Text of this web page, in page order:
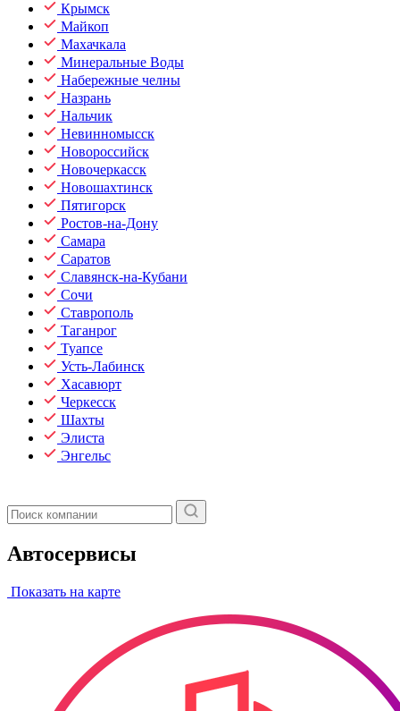
Крымск
Майкоп
Махачкала
Минеральные Воды
Набережные челны
Назрань
Нальчик
Невинномысск
Новороссийск
Новочеркасск
Новошахтинск
Пятигорск
Ростов-на-Дону
Самара
Саратов
Славянск-на-Кубани
Сочи
Ставрополь
Таганрог
Туапсе
Усть-Лабинск
Хасавюрт
Черкесск
Шахты
Элиста
Энгельс
Автосервисы
Показать на карте